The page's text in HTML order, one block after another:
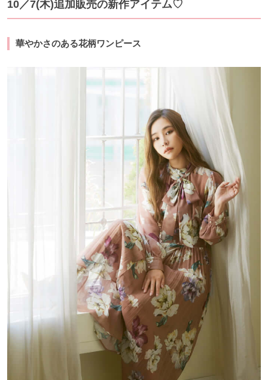
10／7(木)追加販売の新作アイテム♡
華やかさのある花柄ワンピース